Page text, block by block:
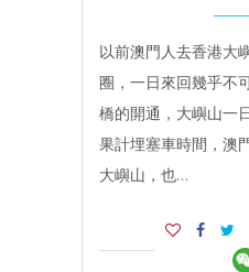
以前澳門人去香港大
圈，一日來回幾乎不
橋的開通，大嶼山一
果計埋塞車時間，澳
大嶼山，也…